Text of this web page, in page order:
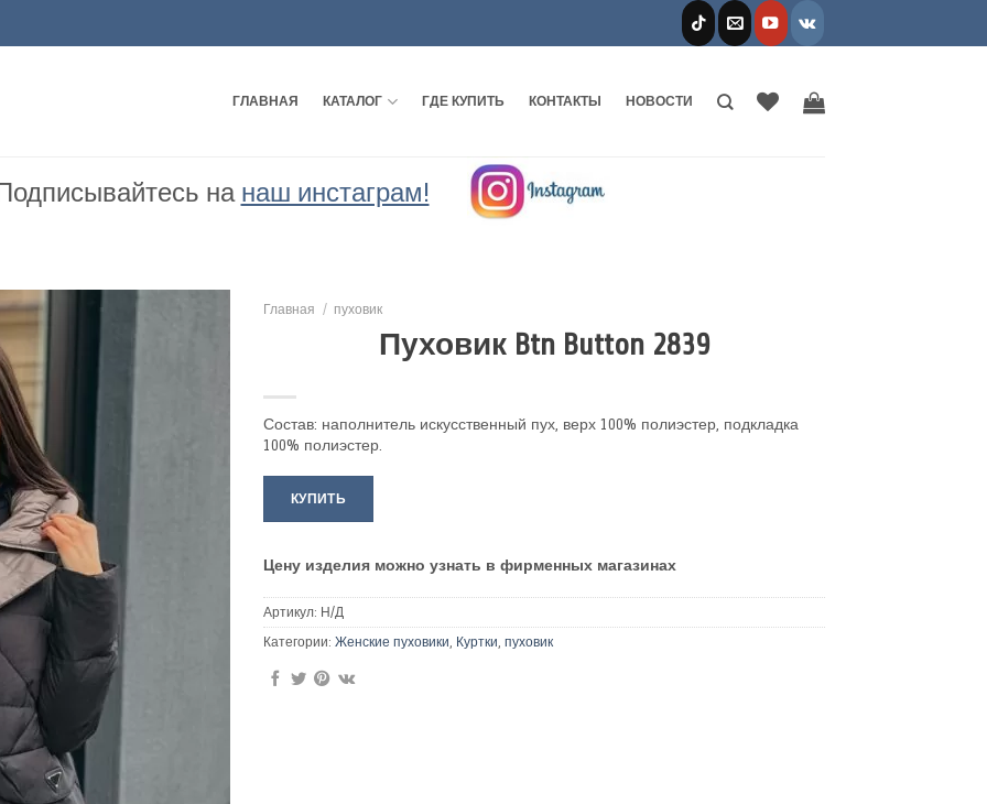
ГЛАВНАЯ КАТАЛОГ ГДЕ КУПИТЬ КОНТАКТЫ НОВОСТИ
нанаш инстаграм!
Главная / пуховик
Пуховик Btn Button 2839
Состав: наполнитель искусственный пух, верх 100% полиэстер, подкладка
100% полиэстер.
КУПИТЬ
Цену изделия можно узнать в фирменных магазинах
Артикул:Н/Д
Категории:Женские пуховики,Куртки,пуховик